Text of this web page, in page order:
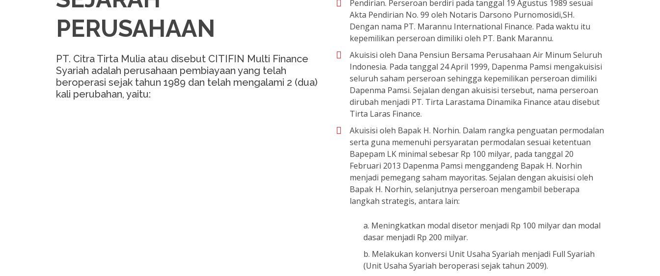
PERUSAHAAN
PT. Citra Tirta Mulia atau disebut CITIFIN Multi Finance
Syariah adalah perusahaan pembiayaan yang telah
beroperasi sejak tahun 1989 dan telah mengalami 2 (dua)
kali perubahan, yaitu:
Pendirian. Perseroan berdiri pada tanggal 19 Agustus 1989 sesuai
Akta Pendirian No. 99 oleh Notaris Darsono Purnomosidi,SH.
Dengan nama PT. Marannu International Finance. Pada waktu itu
kepemilikan perseroan dimiliki oleh PT. Bank Marannu.
Akuisisi oleh Dana Pensiun Bersama Perusahaan Air Minum Seluruh
Indonesia. Pada tanggal 24 April 1999, Dapenma Pamsi mengakuisisi
seluruh saham perseroan sehingga kepemilikan perseroan dimiliki
Dapenma Pamsi. Sejalan dengan akuisisi tersebut, nama perseroan
dirubah menjadi PT. Tirta Larastama Dinamika Finance atau disebut
Tirta Laras Finance.
Akuisisi oleh Bapak H. Norhin. Dalam rangka penguatan permodalan
serta guna memenuhi persyaratan permodalan sesuai ketentuan
Bapepam LK minimal sebesar Rp 100 milyar, pada tanggal 20
Februari 2013 Dapenma Pamsi menggandeng Bapak H. Norhin
menjadi pemegang saham mayoritas. Sejalan dengan akuisisi oleh
Bapak H. Norhin, selanjutnya perseroan mengambil beberapa
langkah strategis, antara lain:
a. Meningkatkan modal disetor menjadi Rp 100 milyar dan modal
dasar menjadi Rp 200 milyar.
b. Melakukan konversi Unit Usaha Syariah menjadi Full Syariah
(Unit Usaha Syariah beroperasi sejak tahun 2009).